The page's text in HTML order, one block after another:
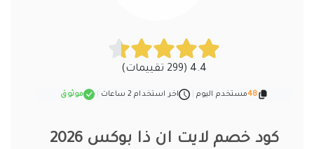
4.4 (299 تقييمات)
48مستخدم اليوم اخر استخدام 2 ساعات موثوق
كود خصم لايت ان ذا بوكس 2026